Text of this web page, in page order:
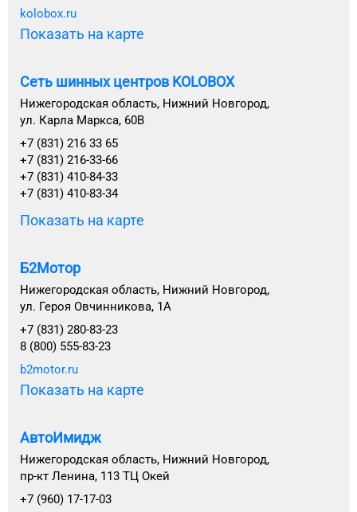
kolobox.ru
Показать на карте
Сеть шинных центров KOLOBOX
Нижегородская область, Нижний Новгород,
ул. Карла Маркса, 60В
+7 (831) 216 33 65
+7 (831) 216-33-66
+7 (831) 410-84-33
+7 (831) 410-83-34
Показать на карте
Б2Мотор
Нижегородская область, Нижний Новгород,
ул. Героя Овчинникова, 1А
+7 (831) 280-83-23
8 (800) 555-83-23
b2motor.ru
Показать на карте
АвтоИмидж
Нижегородская область, Нижний Новгород,
пр-кт Ленина, 113 ТЦ Окей
+7 (960) 17-17-03